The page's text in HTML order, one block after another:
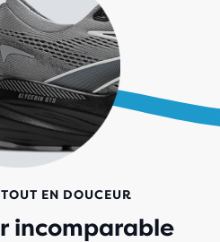
EN DOUCEUR
incomparable